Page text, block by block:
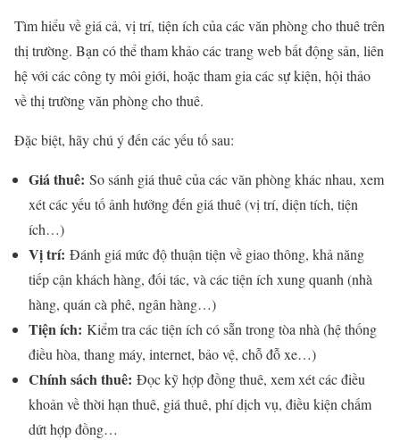
Tìm hiểu về giá cả, vị trí, tiện ích của các văn phòng cho thuê trên
thị trường. Bạn có thể tham khảo các trang web bất động sản, liên
hệ với các công ty môi giới, hoặc tham gia các sự kiện, hội thảo
về thị trường văn phòng cho thuê.
Đặc biệt, hãy chú ý đến các yếu tố sau:
Giá thuê: So sánh giá thuê của các văn phòng khác nhau, xem
xét các yếu tố ảnh hưởng đến giá thuê (vị trí, diện tích, tiện
ích…)
Vị trí: Đánh giá mức độ thuận tiện về giao thông, khả năng
tiếp cận khách hàng, đối tác, và các tiện ích xung quanh (nhà
hàng, quán cà phê, ngân hàng…)
Tiện ích: Kiểm tra các tiện ích có sẵn trong tòa nhà (hệ thống
điều hòa, thang máy, internet, bảo vệ, chỗ đỗ xe…)
Chính sách thuê: Đọc kỹ hợp đồng thuê, xem xét các điều
khoản về thời hạn thuê, giá thuê, phí dịch vụ, điều kiện chấm
dứt hợp đồng…